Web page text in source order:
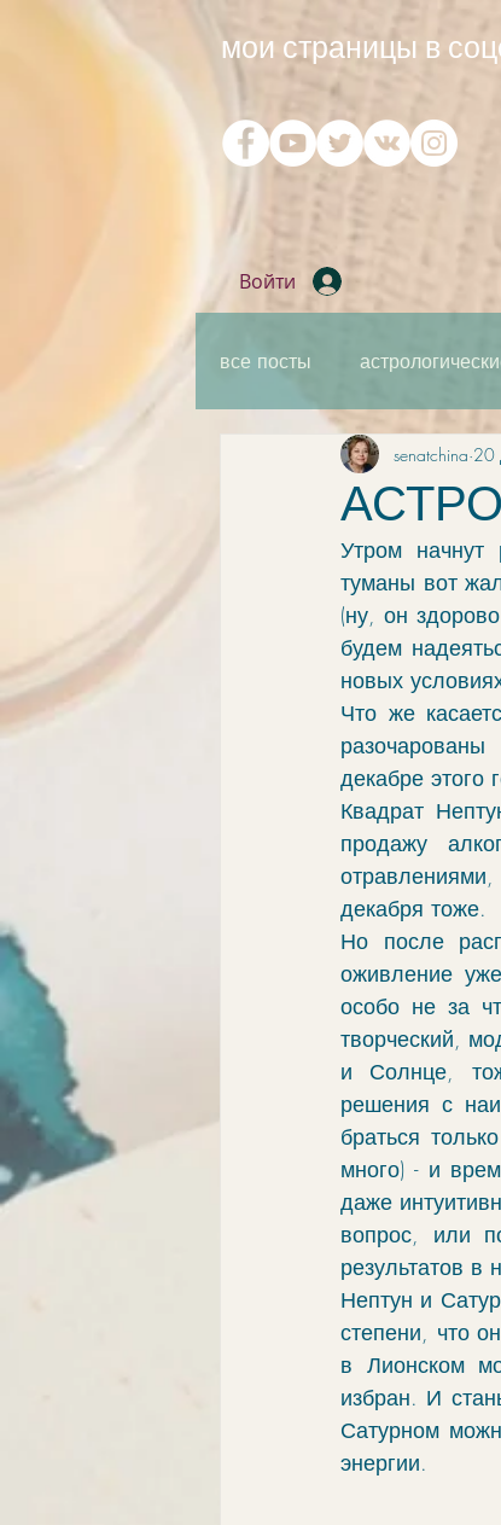
мои страницы в
Войти
все посты
практическая мантика
элементы связи
ингрессии в знак
проработка
senatchina 20
Утром начнут
туманы вот
(ну, он
будем
новых
Что же
декабре этого
Квадрат
продажу
декабря тоже.
Но после
оживление
особо не за
творческий,
и Солнце,
решения с
браться
много) - и
даже
вопрос, или
результатов в
Нептун и
степени, что
в Лионском
избран. И
Сатурном
энергии.